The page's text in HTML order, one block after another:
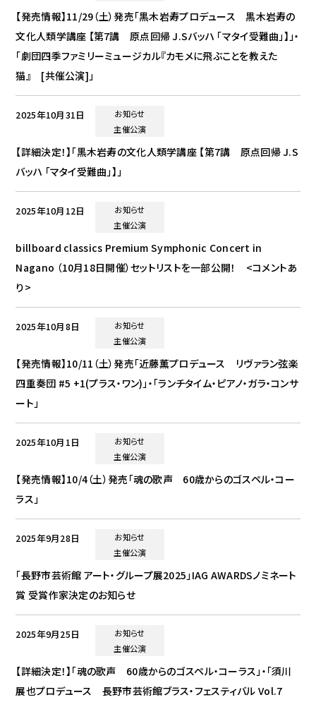
【発売情報】11/29（土）発売「黒木岩寿プロデュース 黒木岩寿の
文化人類学講座 【第7講 原点回帰 J.Sバッハ 「マタイ受難曲」】」・
「劇団四季ファミリーミュージカル『カモメに飛ぶことを教えた
猫』 [共催公演]」
2025年10月31日
お知らせ
主催公演
【詳細決定！】「黒木岩寿の文化人類学講座 【第7講 原点回帰 J.S
バッハ 「マタイ受難曲」】」
2025年10月12日
お知らせ
主催公演
billboard classics Premium Symphonic Concert in
Nagano （10月18日開催）セットリストを一部公開！ <コメントあ
り>
2025年10月8日
お知らせ
主催公演
【発売情報】10/11（土）発売「近藤薫プロデュース リヴァラン弦楽
四重奏団 #5 +1(プラス・ワン)」・「ランチタイム・ピアノ・ガラ・コンサ
ート」
2025年10月1日
お知らせ
主催公演
【発売情報】10/4（土）発売「魂の歌声 60歳からのゴスペル・コー
ラス」
2025年9月28日
お知らせ
主催公演
「長野市芸術館 アート・グループ展2025」IAG AWARDSノミネート
賞 受賞作家決定のお知らせ
2025年9月25日
お知らせ
主催公演
【詳細決定！】「魂の歌声 60歳からのゴスペル・コーラス」・「須川
展也プロデュース 長野市芸術館ブラス・フェスティバル Vol.7